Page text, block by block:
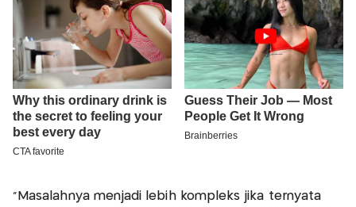
"Masalahnya menjadi lebih kompleks jika ternyata